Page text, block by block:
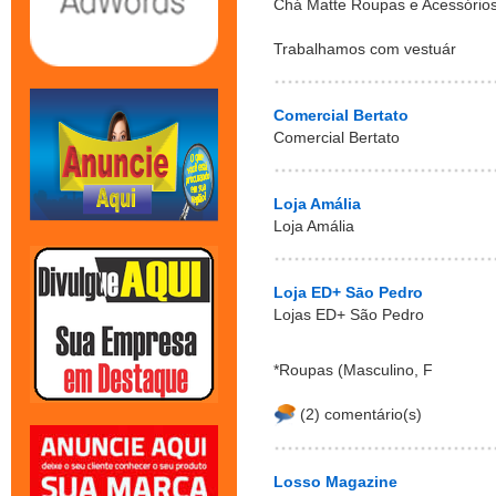
Chá Matte Roupas e
Trabalhamos com vestuár
Comercial Bertato
Comercial Bertato
Loja Amália
Loja Amália
Loja ED+ Sāo Pedro
Lojas ED+ São Pedro
*Roupas (Masculino, F
(2) comentário(s)
Losso Magazine